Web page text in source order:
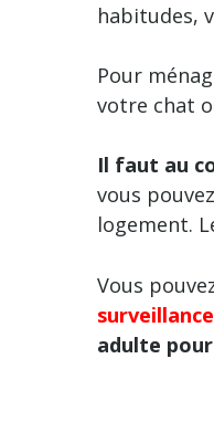
habitudes,
Pour
votre chat
Il faut au
vous
logement.
Vous
surveillance
adulte